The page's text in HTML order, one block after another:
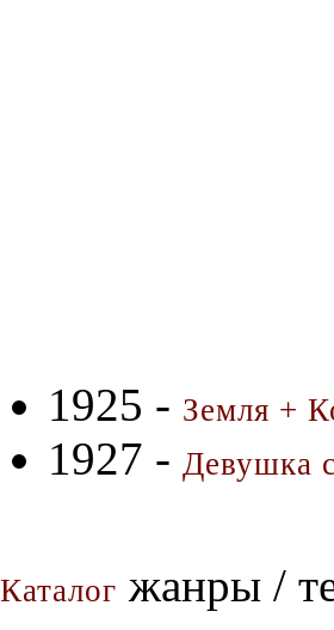
1925 - Земля +
1927 - Девушка
Каталог жанры /